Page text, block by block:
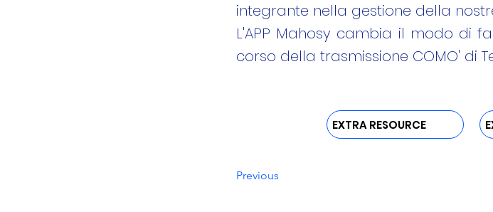
integrante nella gestione della
L'APP Mahosy cambia il modo di
corso della trasmissione COMO' di
EXTRA RESOURCE
Previous